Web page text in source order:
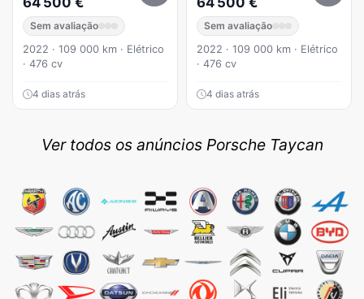
Sem avaliação
2022 · 109 000 km · Elétrico
· 476 cv
4 dias atrás
Sem avaliação
2022 · 109 000 km · Elétrico
· 476 cv
4 dias atrás
Ver todos os anúncios Porsche Taycan